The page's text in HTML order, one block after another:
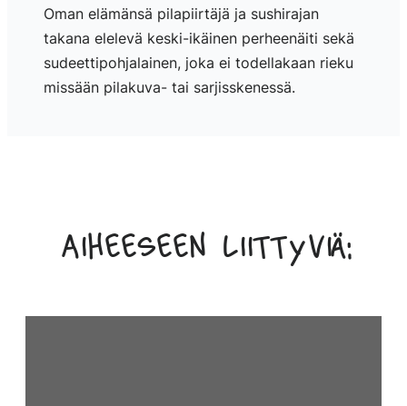
Oman elämänsä pilapiirtäjä ja sushirajan
takana elelevä keski-ikäinen perheenäiti sekä
sudeettipohjalainen, joka ei todellakaan rieku
missään pilakuva- tai sarjisskenessä.
Aiheeseen liittyviä: